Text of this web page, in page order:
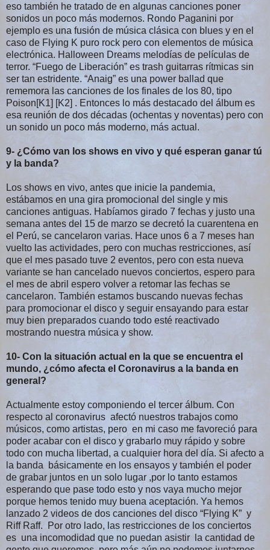
eso también he tratado de en algunas canciones poner
sonidos un poco más modernos. Rondo Paganini por
ejemplo es una fusión de música clásica con blues y en el
caso de Flying K puro rock pero con elementos de música
electrónica. Halloween Dreams melodías de películas de
terror. “Fuego de Liberación” es trash guitarras rítmicas sin
ser tan estridente. “Anaig” es una power ballad que
rememora las canciones de los finales de los 80, tipo
Poison[K1] [K2] . Entonces lo más destacado del álbum es
esa reunión de dos décadas (ochentas y noventas) pero con
un sonido un poco más moderno, más actual.
9- ¿Cómo van los shows en vivo y qué esperan ganar tú
y la banda?
Los shows en vivo, antes que inicie la pandemia,
estábamos en una gira promocional del single y mis
canciones antiguas. Habíamos girado 7 fechas y justo una
semana antes del 15 de marzo se decretó la cuarentena en
el Perú, se cancelaron varias. Hace unos 6 a 7 meses han
vuelto las actividades, pero con muchas restricciones, así
que el mes pasado tuve 2 eventos, pero con esta nueva
variante se han cancelado nuevos conciertos, espero para
el mes de abril espero volver a retomar las fechas se
cancelaron. También estamos buscando nuevas fechas
para promocionar el disco y seguir ensayando para estar
muy bien preparados cuando todo esté reactivado
mostrando nuestra música y show.
10- Con la situación actual en la que se encuentra el
mundo, ¿cómo afecta el Coronavirus a la banda en
general?
Actualmente estoy componiendo el tercer álbum. Con
respecto al coronavirus afectó nuestros trabajos como
músicos, como artistas, pero en mi caso me favoreció para
poder acabar con el disco y grabarlo muy rápido y sobre
todo con mucha libertad, a cualquier hora del día. Si afecto a
la banda básicamente en los ensayos y también el poder
de grabar juntos en un solo lugar ,por lo tanto estamos
esperando que pase todo esto y nos vaya mucho mejor
porque hemos tenido muy buena aceptación. Ya hemos
lanzado 2 videos de dos canciones del disco “Flying K” y
Riff Raff. Por otro lado, las restricciones de los conciertos
es una incomodidad que no puedan asistir la cantidad de